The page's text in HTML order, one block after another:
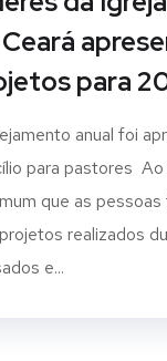
para
anual foi
para pastores Ao
que as pessoas
realizados
e...